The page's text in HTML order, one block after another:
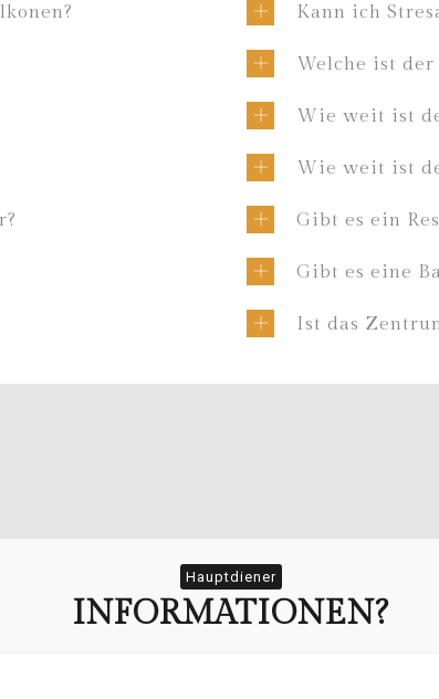
Kann ich
Welche ist der
Wie weit ist
Wie weit ist
Gibt es ein
Gibt es eine
Ist das
Hauptdiener
INFORMATIONEN?